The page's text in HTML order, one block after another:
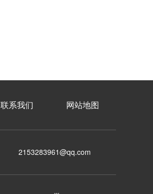
联系我们 网站地图
2153283961@qq.com